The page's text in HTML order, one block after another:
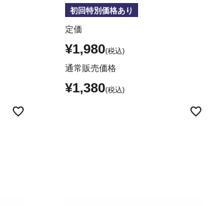
初回特別価格あり
定価
¥1,980
通常販売価格
¥1,380